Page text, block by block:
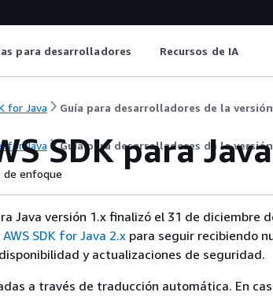
para desarrolladores Recursos de IA
for Java Guía para desarrolladores de la
for Java Guía para desarrolladores de la
SDK para
de enfoque
Java versión 1.x finalizó el 31 de diciembre
AWS SDK for Java 2.x para seguir recibiendo
y actualizaciones de seguridad.
a través de traducción automática. En